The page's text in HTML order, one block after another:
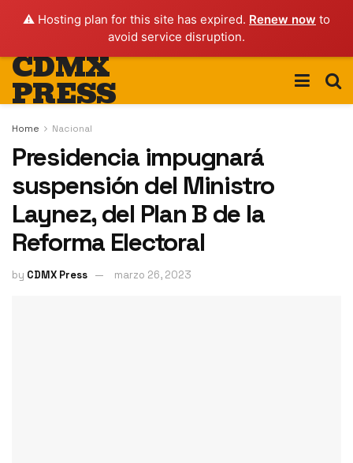
⚠️ Hosting plan for this site has expired. Renew now to
avoid service disruption.
CDMX
PRESS
Home Nacional
Presidencia impugnará
suspensión del Ministro
Laynez, del Plan B de la
Reforma Electoral
by CDMX Press marzo 26, 2023